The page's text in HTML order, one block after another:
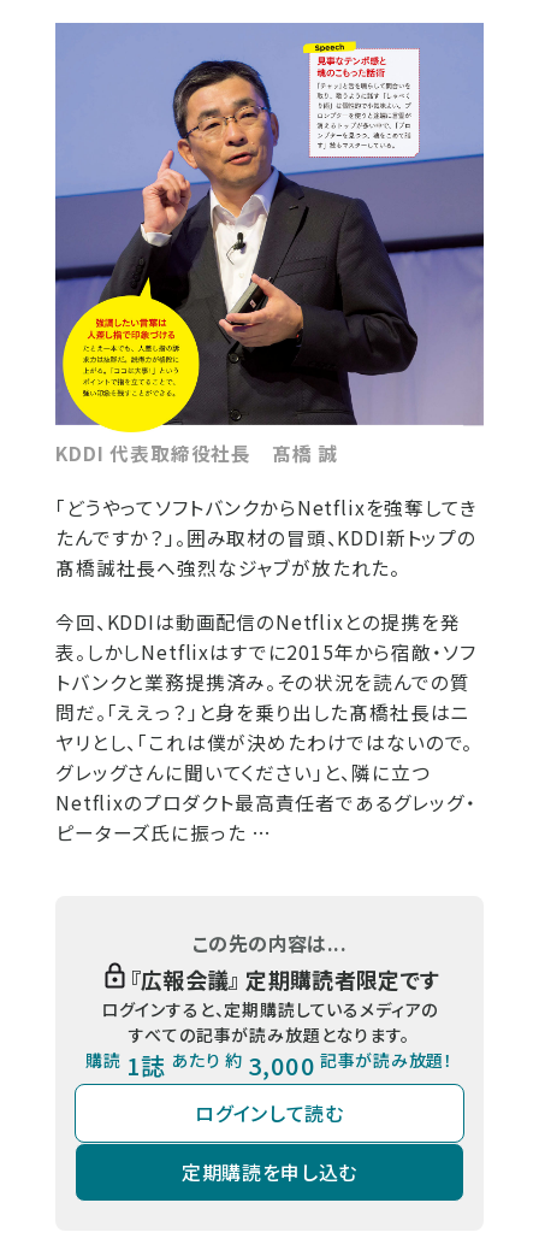
KDDI 代表取締役社長 髙橋 誠
「どうやってソフトバンクからNetflixを強奪してき
たんですか？」。囲み取材の冒頭、KDDI新トップの
髙橋誠社長へ強烈なジャブが放たれた。
今回、KDDIは動画配信のNetflixとの提携を発
表。しかしNetflixはすでに2015年から宿敵・ソフ
トバンクと業務提携済み。その状況を読んでの質
問だ。「ええっ？」と身を乗り出した髙橋社長はニ
ヤリとし、「これは僕が決めたわけではないので。
グレッグさんに聞いてください」と、隣に立つ
Netflixのプロダクト最高責任者であるグレッグ・
ピーターズ氏に振った …
この先の内容は...
『広報会議』 定期購読者限定です
ログインすると、定期購読しているメディアの
すべての記事が読み放題となります。
購読 1誌 あたり 約 3,000 記事が読み放題！
ログインして読む
定期購読を申し込む